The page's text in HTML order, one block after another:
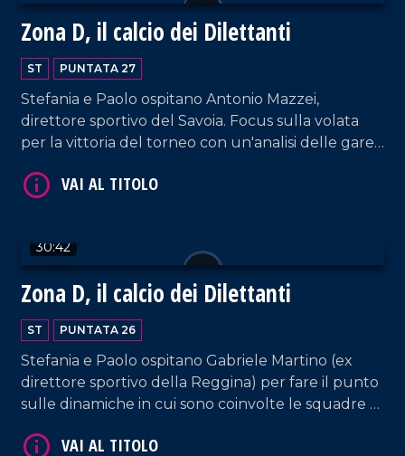
Zona D, il calcio dei Dilettanti
ST PUNTATA 27
Stefania e Paolo ospitano Antonio Mazzei,
direttore sportivo del Savoia. Focus sulla volata
per la vittoria del torneo con un'analisi delle gare
Spazio alla vittoria del Savoia in casa della Vigor e
Sambiase ancora in corsa.
30:42
Zona D, il calcio dei Dilettanti
ST PUNTATA 26
Stefania e Paolo ospitano Gabriele Martino (ex
direttore sportivo della Reggina) per fare il punto
sulle dinamiche in cui sono coinvolte le squadre di
VAI AL TITOLO
VAI AL TITOLO
VAI AL TITOLO